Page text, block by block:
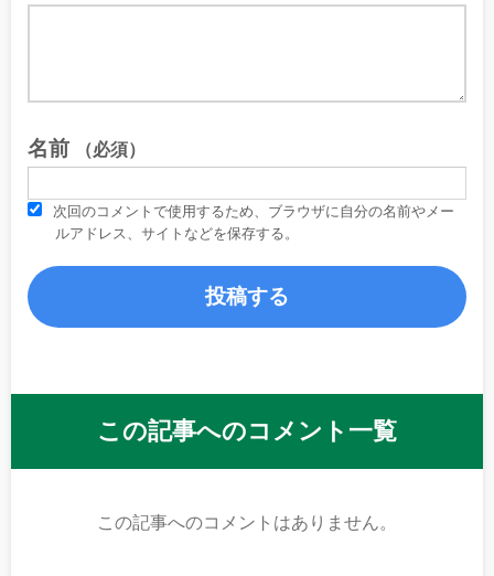
名前 （必須）
次回のコメントで使用するため、ブラウザに自分の名前やメー
ルアドレス、サイトなどを保存する。
この記事へのコメント一覧
この記事へのコメントはありません。